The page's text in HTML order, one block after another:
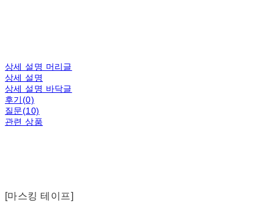
상세 설명 머리글
상세 설명
상세 설명 바닥글
후기(0)
질문(10)
관련 상품
[마스킹 테이프]